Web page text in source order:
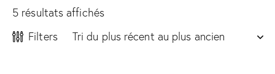
5 résultats affichés
Filters